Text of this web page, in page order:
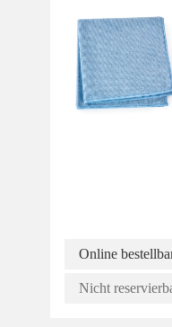
Online
Nicht